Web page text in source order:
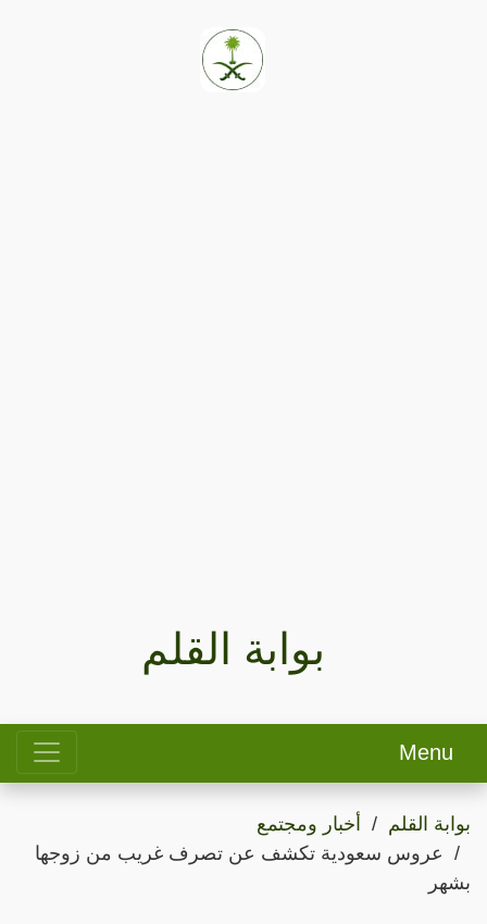
بوابة القلم
Menu
بوابة القلم
أخبار ومجتمع
عروس سعودية تكشف عن تصرف غريب من زوجها
بشهر